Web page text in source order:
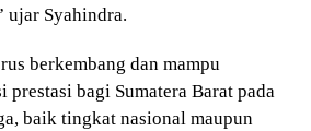
ujar Syahindra.
berkembang dan mampu
bagi Sumatera Barat pada
baik tingkat nasional maupun